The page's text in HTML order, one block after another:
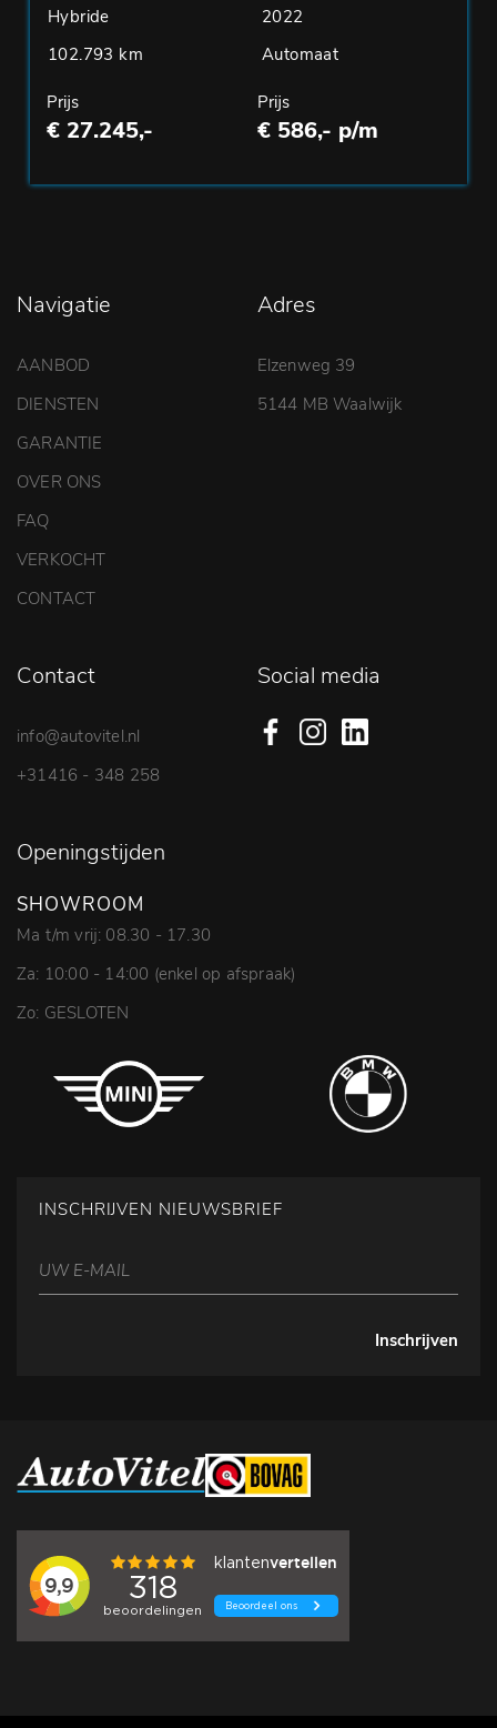
Hybride
2022
102.793 km
Automaat
Prijs
€ 27.245,-
Prijs
€ 586,- p/m
Navigatie
AANBOD
DIENSTEN
GARANTIE
OVER ONS
FAQ
VERKOCHT
CONTACT
Adres
Elzenweg 39
5144 MB Waalwijk
Contact
info@autovitel.nl
+31416 - 348 258
Social media
Openingstijden
SHOWROOM
Ma t/m vrij: 08.30 - 17.30
Za: 10:00 - 14:00 (enkel op afspraak)
Zo: GESLOTEN
INSCHRIJVEN NIEUWSBRIEF
Inschrijven